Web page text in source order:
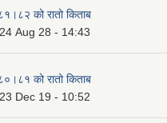
को रातो किताब
Aug 28 - 14:43
को रातो किताब
Dec 19 - 10:52